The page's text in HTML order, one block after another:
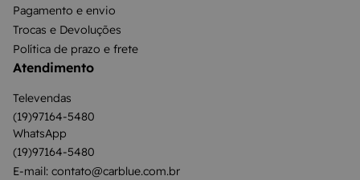
Pagamento e envio
Trocas e Devoluções
Política de prazo e frete
Atendimento
Televendas
(19)97164-5480
WhatsApp
(19)97164-5480
E-mail: contato@carblue.com.br